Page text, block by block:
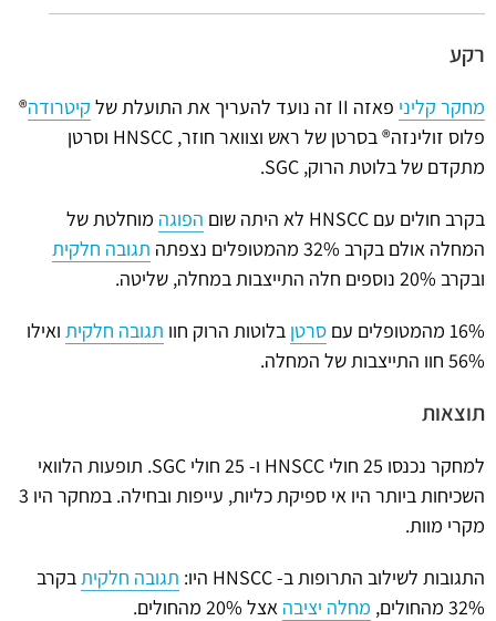
רקע
מחקר קליני פאזה II זה נועד להעריך את התועלת של קיטרודה®
פלוס זולינזה® בסרטן של ראש וצוואר חוזר, HNSCC וסרטן
מתקדם של בלוטת הרוק, SGC.
בקרב חולים עם HNSCC לא היתה שום הפוגה מוחלטת של
המחלה אולם בקרב 32% מהמטופלים נצפתה
תגובה חלקית
ובקרב 20% נוספים חלה התייצבות במחלה, שליטה.
16% מהמטופלים עם סרטן בלוטות הרוק חוו תגובה חלקית ואילו
56% חוו התייצבות של המחלה.
תוצאות
למחקר נכנסו 25 חולי HNSCC ו- 25 חולי SGC. תופעות הלוואי
השכיחות ביותר היו אי ספיקת כליות, עייפות ובחילה. במחקר היו 3
מקרי מוות.
התגובות לשילוב התרופות ב- HNSCC היו: תגובה חלקיתבקרב
32% מהחולים,
מחלה יציבה אצל 20% מהחולים.